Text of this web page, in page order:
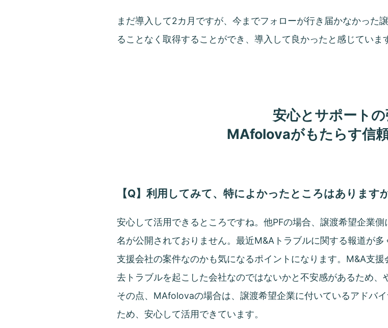
まだ導入して2カ月ですが、今までフォローが行き届かなかった
ることなく取得することができ、導入して良かったと感じていま
安心とサポート
MAfolovaがもたらす信
【Q】利用してみて、特によかったところはありますか
安心して活用できるところですね。他PFの場合、譲渡希望企業
名が公開されておりません。最近M&Aトラブルに関する報道が
支援会社の案件なのかも気になるポイントになります。M&A支
去トラブルを起こした会社なのではないかと不安感があるため
その点、MAfolovaの場合は、譲渡希望企業に付いているアドバ
ため、安心して活用できています。